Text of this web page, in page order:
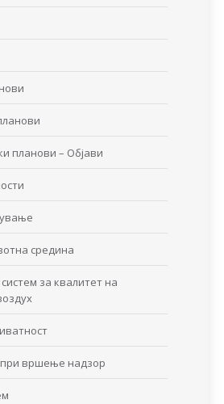
планови – Објави
средина
за квалитет на
вршење надзор